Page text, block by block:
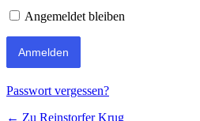
Angemeldet bleiben
Passwort vergessen?
← Zu Reinstorfer Krug